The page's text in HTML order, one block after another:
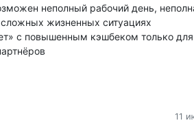
неполный рабочий день,
жизненных ситуациях
с повышенным кэшбеком только для
11